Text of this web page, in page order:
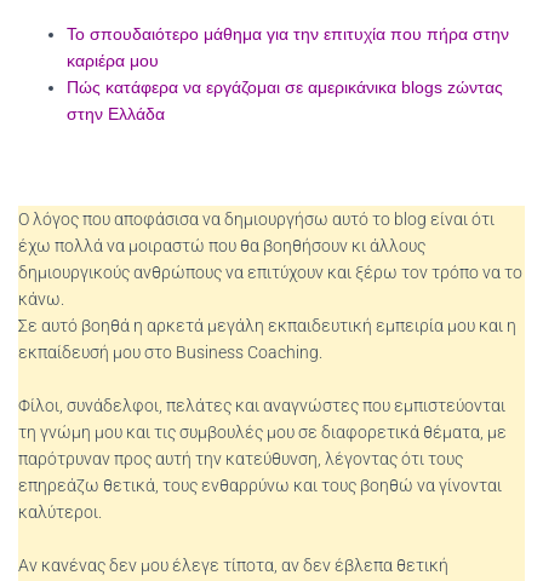
Το σπουδαιότερο μάθημα για την επιτυχία που πήρα στην
καριέρα μου
Πώς κατάφερα να εργάζομαι σε αμερικάνικα blogs zώντας
στην Ελλάδα
Ο λόγος που αποφάσισα να δημιουργήσω αυτό το blog είναι ότι
έχω πολλά να μοιραστώ που θα βοηθήσουν κι άλλους
δημιουργικούς ανθρώπους να επιτύχουν και ξέρω τον τρόπο να το
κάνω.
Σε αυτό βοηθά η αρκετά μεγάλη εκπαιδευτική εμπειρία μου και η
εκπαίδευσή μου στο Business Coaching.
Φίλοι, συνάδελφοι, πελάτες και αναγνώστες που εμπιστεύονται
τη γνώμη μου και τις συμβουλές μου σε διαφορετικά θέματα, με
παρότρυναν προς αυτή την κατεύθυνση, λέγοντας ότι τους
επηρεάζω θετικά, τους ενθαρρύνω και τους βοηθώ να γίνονται
καλύτεροι.
Αν κανένας δεν μου έλεγε τίποτα, αν δεν έβλεπα θετική